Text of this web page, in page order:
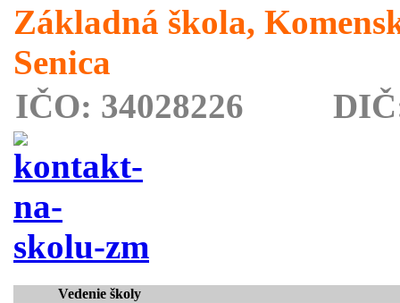
Základná škola,
Senica
IČO: 34028226 DIČ:
Vedenie školy